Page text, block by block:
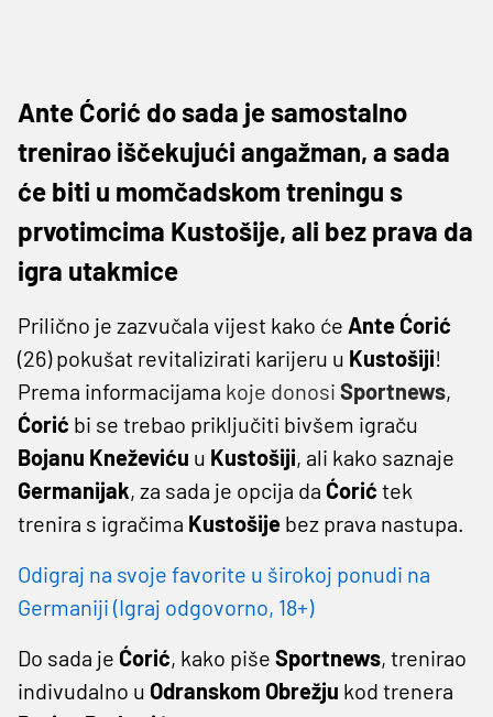
Ante Ćorić do sada je samostalno
trenirao iščekujući angažman, a sada
će biti u momčadskom treningu s
prvotimcima Kustošije, ali bez prava da
igra utakmice
Prilično je zazvučala vijest kako će Ante Ćorić
(26) pokušat revitalizirati karijeru u Kustošiji!
Prema informacijama koje donosi Sportnews,
Ćorić bi se trebao priključiti bivšem igraču
Bojanu Kneževiću u Kustošiji, ali kako saznaje
Germanijak, za sada je opcija da Ćorić tek
trenira s igračima Kustošije bez prava nastupa.
Odigraj na svoje favorite u širokoj ponudi na
Germaniji (Igraj odgovorno, 18+)
Do sada je Ćorić, kako piše Sportnews, trenirao
indivudalno u Odranskom Obrežju kod trenera